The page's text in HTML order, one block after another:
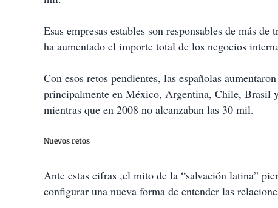
Esas empresas estables son responsables de más
ha aumentado el importe total de los negocios
Con esos retos pendientes, las españolas
principalmente en México, Argentina, Chile, Brasil
mientras que en 2008 no alcanzaban las 30 mil.
Nuevos retos
Ante estas cifras ,el mito de la “salvación latina”
configurar una nueva forma de entender las